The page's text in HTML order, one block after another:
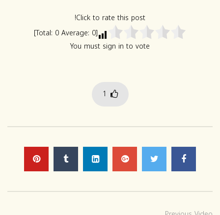
Click to rate this post!
[Total:
0Average: 0
]
You must sign in to vote
1